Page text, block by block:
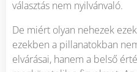
választás nem nyilvánvaló.
De miért olyan nehezek
ezekben a pillanatokban
elvárásai, hanem a belső